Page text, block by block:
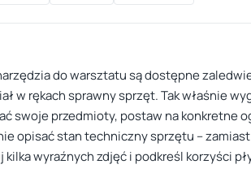
do warsztatu są dostępne
w rękach sprawny sprzęt. Tak właśnie
swoje przedmioty, postaw na konkretne
opisać stan techniczny sprzętu –
wyraźnych zdjęć i podkreśl korzyści